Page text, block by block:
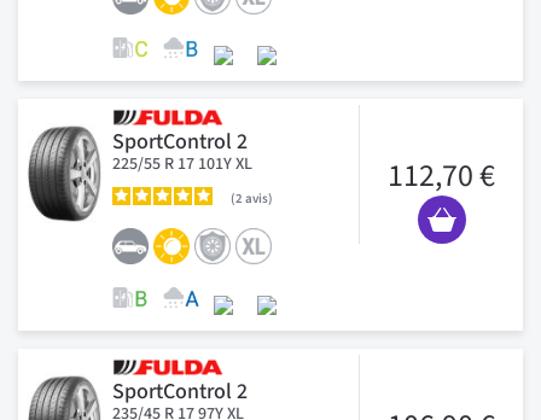
SportControl 2
225/55 R 17 101Y XL
2 avis
112,70 €
SportControl 2
235/45 R 17 97Y XL